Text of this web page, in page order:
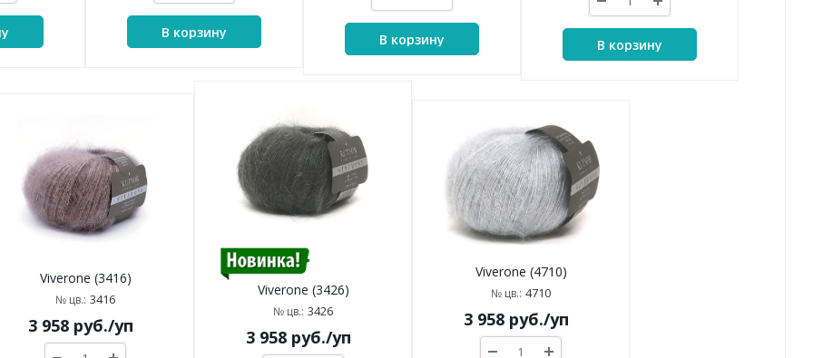
В корзину В корзину В корзину
Viverone (3416)
№ цв.: 3416
3 958 руб./уп
Viverone (3426)
№ цв.: 3426
3 958 руб./уп
Viverone (4710)
№ цв.: 4710
3 958 руб./уп